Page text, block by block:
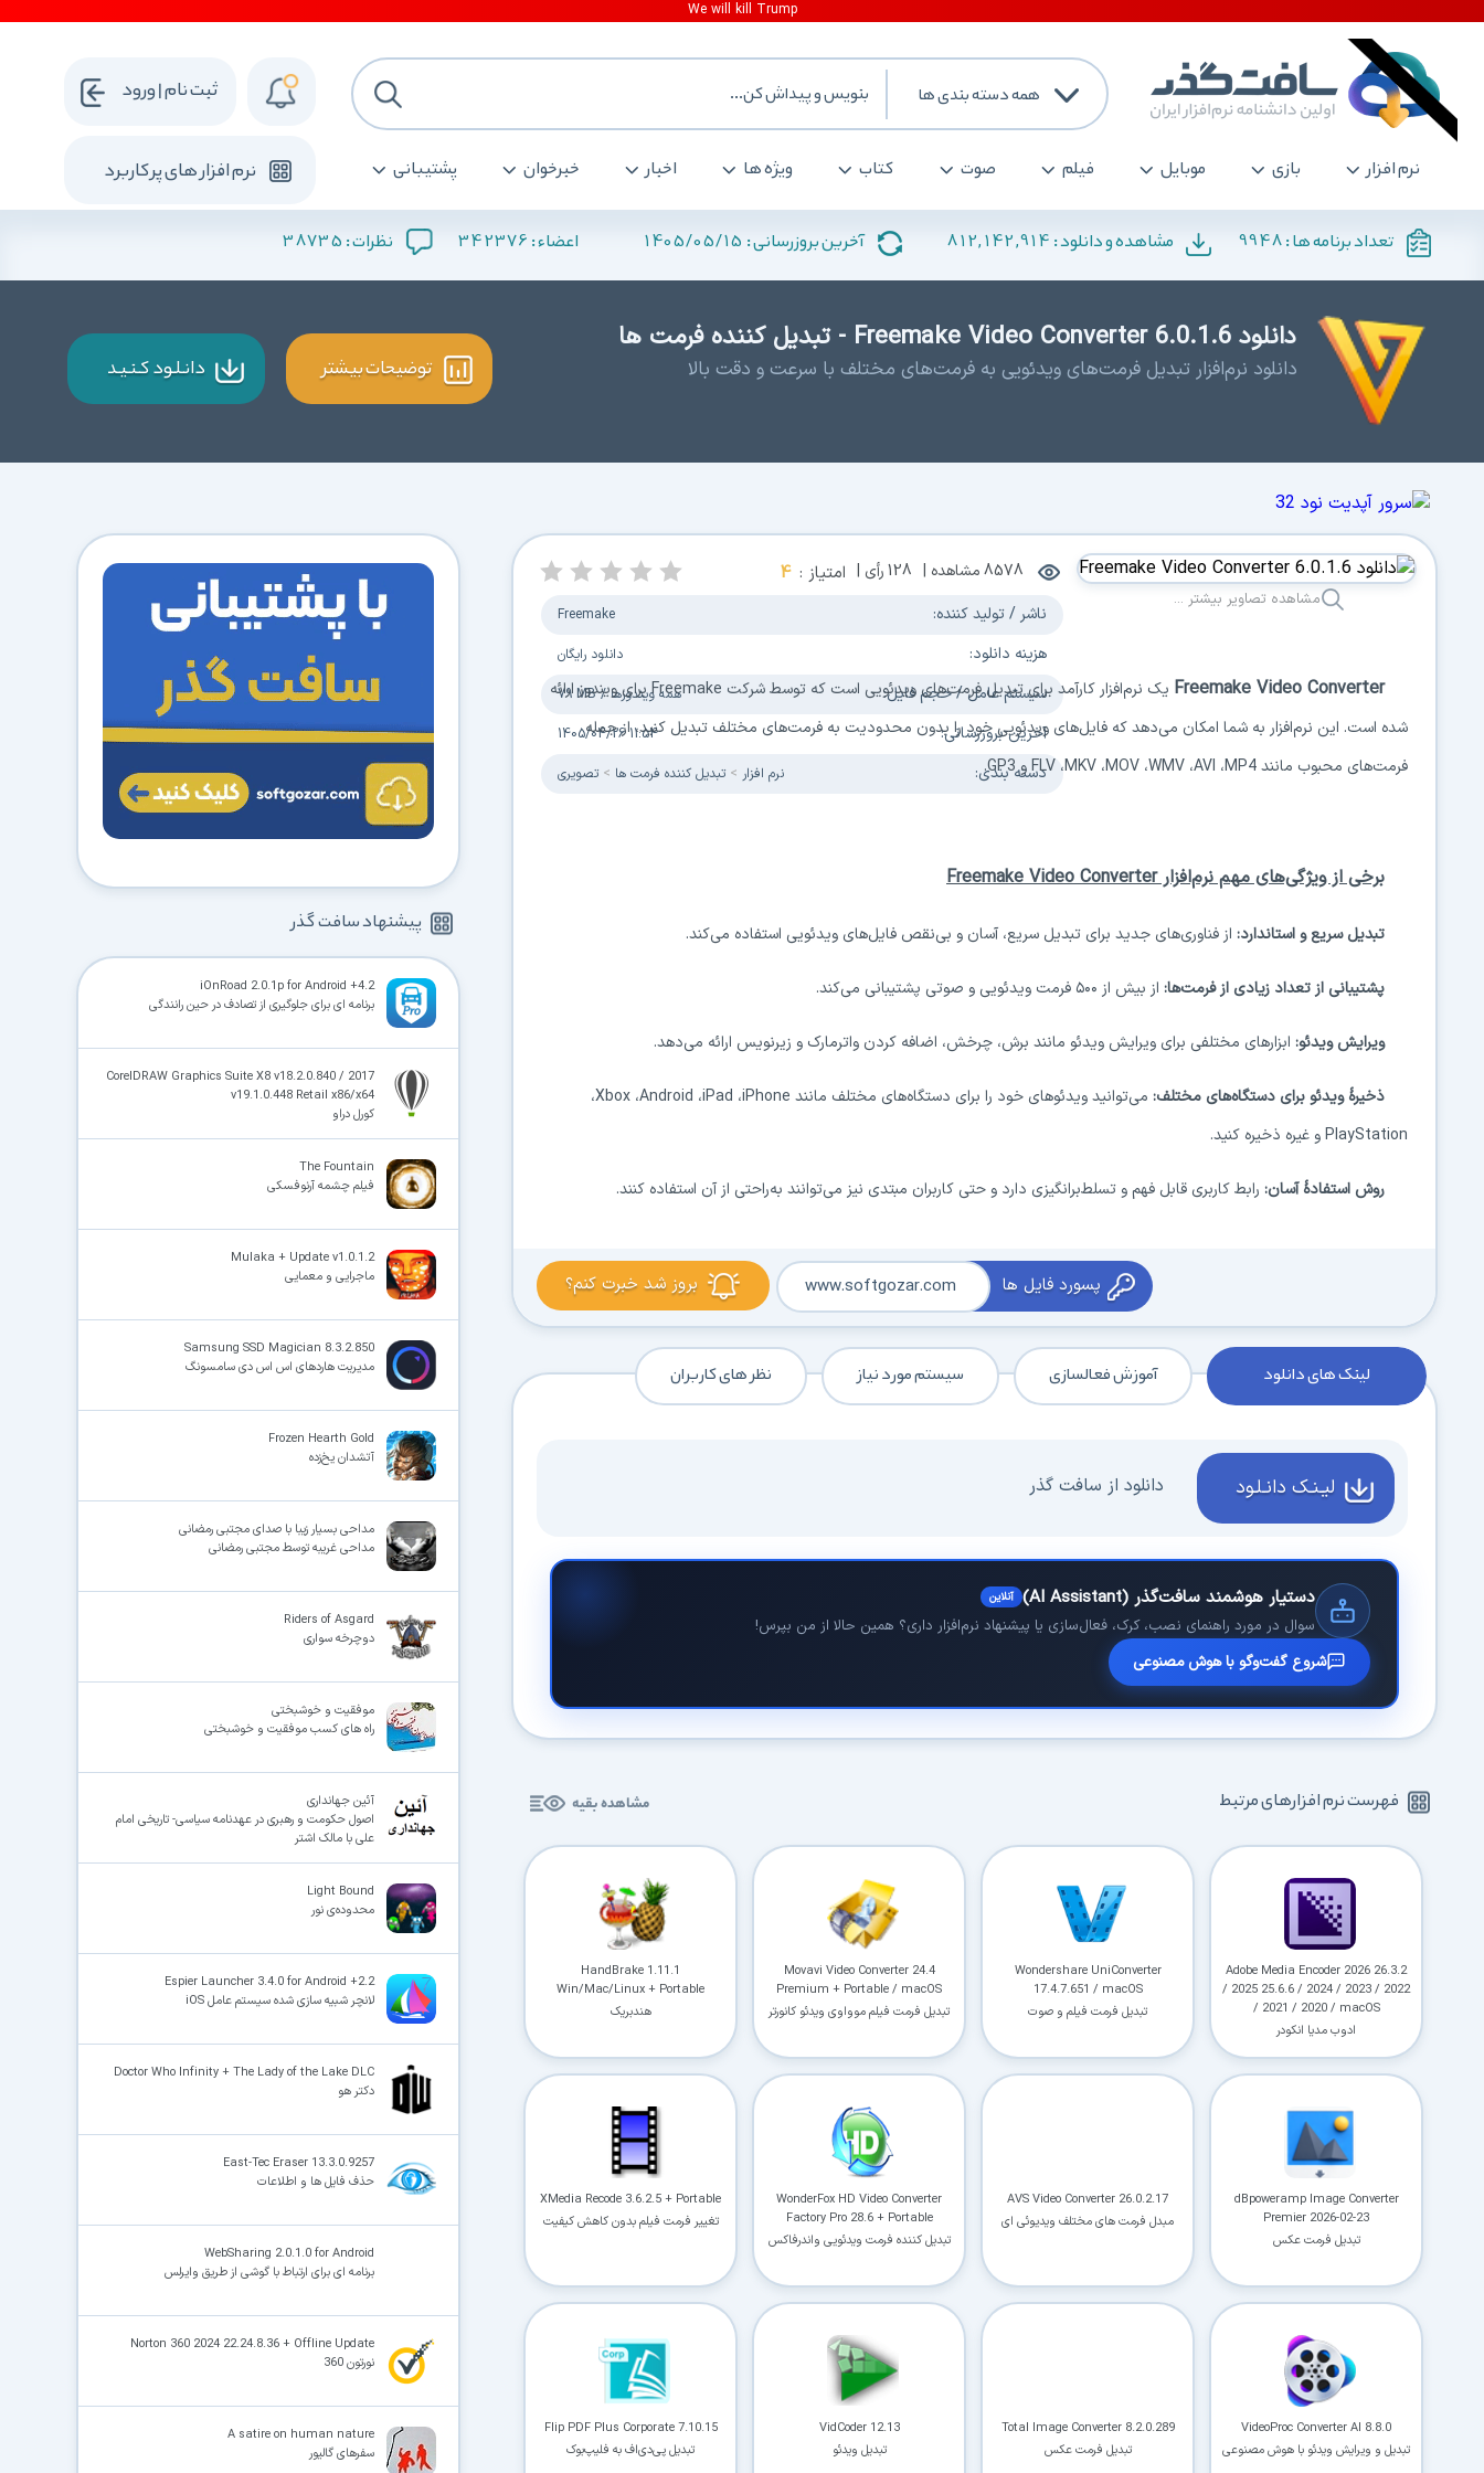
همه دسته بندی ها
نرم افزار بازی موبایل فیلم صوت کتاب ویژه ها اخبار خبرخوان پشتیبانی نرم افزار های پرکاربرد
ثبت نام | ورود
تعداد برنامه ها :9948 مشاهده و دانلود : 812,142,914 آخرین بروزرسانی : 1405/05/15 اعضاء : 342376 نظرات : 38735
دانلود Freemake Video Converter 6.0.1.6 - تبدیل کننده فرمت ها
دانلود نرم‌افزار تبدیل فرمت‌های ویدئویی به فرمت‌های مختلف با سرعت و دقت بالا توضیحات بیشتر دانـلـود کـنـیـد
مشاهده تصاویر بیشتر ...
8578مشاهده | 128رأی | امتیاز : 4
ناشر / تولید کننده: Freemake
هزینه دانلود: دانلود رایگان
سیستم عامل / حجم فایل: 79 MB/همه ویندوزها
آخرین بروزرسانی: 1405/04/26 11:54
دسته بندی: نرم افزار تبدیل کننده فرمت ها تصویری
Freemake Video Converter یک نرم‌افزار کارآمد برای تبدیل فرمت‌های ویدئویی است که توسط شرکت Freemakeبرای ویندوز ارائه
شده است. این نرم‌افزار به شما امکان می‌دهد که فایل‌های ویدئویی خود را بدون محدودیت به فرمت‌های مختلف تبدیل کنید، از جمله
فرمت‌های محبوب مانندMP4، AVI، WMV، MOV، MKV، FLVو3
GP
.
برخی از ویژگی‌های مهم نرم‌افزارFreemake Video Converter
تبدیل سریع و استاندارد: از فناوری‌های جدید برای تبدیل سریع، آسان و بی‌نقص فایل‌های ویدئویی استفاده می‌کند.
پشتیبانی از تعداد زیادی از فرمت‌ها: از بیش از ۵۰۰ فرمت ویدئویی و صوتی پشتیبانی می‌کند.
ویرایش ویدئو: ابزارهای مختلفی برای ویرایش ویدئو مانند برش، چرخش، اضافه کردن واترمارک و زیرنویس ارائه می‌دهد.
ذخیرهٔ ویدئو برای دستگاه‌های مختلف: می‌توانید ویدئوهای خود را برای دستگاه‌های مختلف مانند iPhone، iPad، Android، Xbox،
PlayStationو غیره ذخیره کنید.
روش استفادهٔ آسان: رابط کاربری قابل فهم و تسلط‌برانگیزی دارد و حتی کاربران مبتدی نیز می‌توانند به‌راحتی از آن استفاده کنند.
بروز شد خبرت کنم؟ پسورد فایل ها www.softgozar.com
لینک های دانلود آموزش فعالسازی سیستم مورد نیاز نظر های کاربران
لیـنـک دانـلـود دانلود از سافت گذر
دستیار هوشمند سافت‌گذر (AI Assistant) آنلاین
سوال در مورد راهنمای نصب، کرک، فعال‌سازی یا پیشنهاد نرم‌افزار داری؟ همین حالا از من بپرس!
شروع گفت‌وگو با هوش مصنوعی
فهرست نرم افزارهای مرتبط مشاهده بقیه
Adobe Media Encoder 2026 26.3.2
/ 2025 25.6.6 / 2024 / 2023 / 2022
/ 2021 / 2020 / macOS
ادوب مدیا انکودر
Wondershare UniConverter
17.4.7.651 / macOS
تبدیل فرمت فیلم و صوت
Movavi Video Converter 24.4
Premium + Portable / macOS
تبدیل فرمت فیلم موواوی ویدئو کانورتر
HandBrake 1.11.1
Win/Mac/Linux + Portable
هندبریک
dBpoweramp Image Converter
Premier 2026-02-23
تبدیل فرمت عکس
AVS Video Converter 26.0.2.17
مبدل فرمت های مختلف ویدیوئی ای
WonderFox HD Video Converter
Factory Pro 28.6 + Portable
تبدیل کننده فرمت ویدئویی واندرفاکس
XMedia Recode 3.6.2.5 + Portable
تغییر فرمت فیلم بدون کاهش کیفیت
VideoProc Converter AI 8.8.0
تبدیل و ویرایش ویدئو با هوش مصنوعی
Total Image Converter 8.2.0.289
تبدیل فرمت عکس
VidCoder 12.13
تبدیل ویدئو
Flip PDF Plus Corporate 7.10.15
تبدیل پی‌دی‌اف به فلیپ‌بوک
پیشنهاد سافت گذر
iOnRoad 2.0.1p for Android +4.2
برنامه ای برای جلوگیری از تصادف در حین رانندگی
CorelDRAW Graphics Suite X8 v18.2.0.840 / 2017
v19.1.0.448 Retail x86/x64
کورل دراو
The Fountain
فیلم چشمه آرنوفسکی
Mulaka + Update v1.0.1.2
ماجرایی و معمایی
Samsung SSD Magician 8.3.2.850
مدیریت هاردهای اس اس دی سامسونگ
Frozen Hearth Gold
آتشدان یخ‌زده
مداحی بسیار زیبا با صدای مجتبی رمضانی
مداحی غریبه توسط مجتبی رمضانی
Riders of Asgard
دوچرخه سواری
موفقیت و خوشبختی
راه های کسب موفقیت و خوشبختی
آئین جهانداری
اصول حکومت و رهبری در عهدنامه سیاسی- تاریخی امام
علی با مالک اشتر
Light Bound
محدوده‌ی نور
Espier Launcher 3.4.0 for Android +2.2
لانچر شبیه سازی شده سیستم عامل iOS
Doctor Who Infinity + The Lady of the Lake DLC
دکتر هو
East-Tec Eraser 13.3.0.9257
حذف فایل‌ ها و اطلاعات
WebSharing 2.0.1.0 for Android
برنامه ای برای ارتباط با گوشی از طریق وایرلس
Norton 360 2024 22.24.8.36 + Offline Update
نورتون 360
A satire on human nature
سفرهای گالیور
در حال آماده‌سازی لینک دانلود...
⚡ اعضای VIP دانلود را بلافاصله و بدون معطلی شروع می‌کنند
🛡️ ۱۸ سال سابقه اعتبار کاربر عضو ویژه
⭐ فقط یک بار عضو شوید؛ همیشه بدون انتظار دانلود کنید
دیگر هیچ‌وقت منتظر نمانید (دانلود فوری)
حذف کامل صف و زمان انتظار برای تمام فایل‌ها